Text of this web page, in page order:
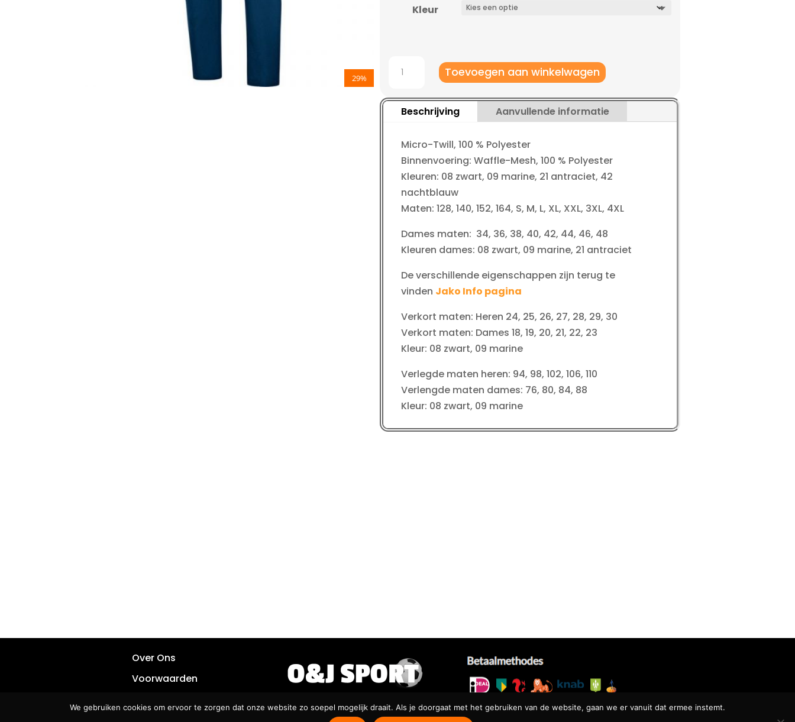
29%
Kleur
Vrijetijdsbroek
Classico
kinderen
Toevoegen aan winkelwagen
Beschrijving Aanvullende informatie
Micro-Twill, 100 % Polyester
Binnenvoering: Waffle-Mesh, 100 % Polyester
Kleuren: 08 zwart, 09 marine, 21 antraciet, 42
nachtblauw
Maten: 128, 140, 152, 164, S, M, L, XL, XXL, 3XL, 4XL
Dames maten: 34, 36, 38, 40, 42, 44, 46, 48
Kleuren dames: 08 zwart, 09 marine, 21 antraciet
De verschillende eigenschappen zijn terug te
vinden Jako Info pagina
Verkort maten: Heren 24, 25, 26, 27, 28, 29, 30
Verkort maten: Dames 18, 19, 20, 21, 22, 23
Kleur: 08 zwart, 09 marine
Verlegde maten heren: 94, 98, 102, 106, 110
Verlengde maten dames: 76, 80, 84, 88
Kleur: 08 zwart, 09 marine
Over Ons
Voorwaarden
We gebruiken cookies om ervoor te zorgen dat onze website zo soepel mogelijk draait. Als je doorgaat met het gebruiken van de website, gaan we er vanuit dat ermee instemt.